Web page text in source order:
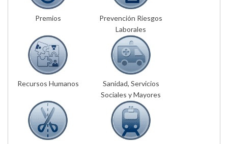
Premios
Prevención Riesgos
Laborales
Recursos Humanos
Sanidad, Servicios
Sociales y Mayores